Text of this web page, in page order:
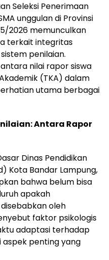
Seleksi Penerimaan
unggulan di Provinsi
2026 memunculkan
terkait integritas
penilaian.
nilai rapor siswa
(TKA) dalam
utama berbagai
Antara Rapor
Dinas Pendidikan
Kota Bandar Lampung,
bahwa belum bisa
apakah
oleh
faktor psikologis
adaptasi terhadap
aspek penting yang